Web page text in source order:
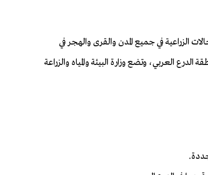
المياه وتنظيم استخدامها في المجالات الزراعية في جميع المدن والقرى والهجر في
مكشوفة في منطقة الدرع العربي، وتضع وزارة البيئة والمياه والزراعة